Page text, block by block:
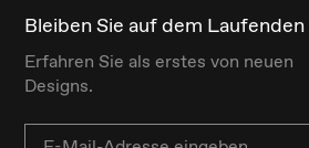
Bleiben Sie auf dem Laufenden
Erfahren Sie als erstes von neuen
Designs.
Email